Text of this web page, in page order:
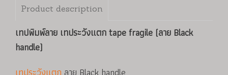
Product description
เทปพิมพ์ลาย เทประวังแตก tape fragile (ลาย Black
handle)
เทประวังแตก ลาย Black handle